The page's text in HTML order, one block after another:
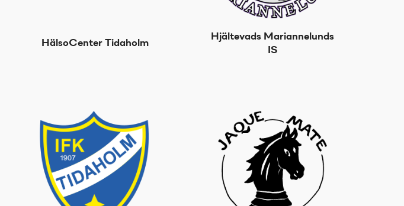
HälsoCenter Tidaholm
Hjältevads Mariannelunds
IS